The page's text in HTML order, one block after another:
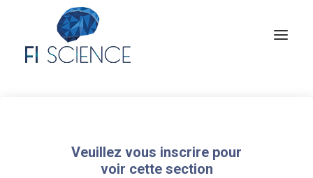
Veuillez vous inscrire pour
voir cette section